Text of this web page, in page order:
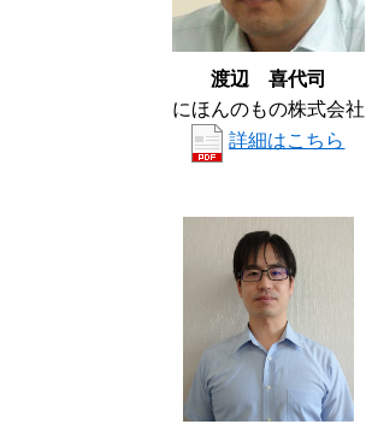
渡辺 喜代司
にほんのもの株式会社
詳細はこちら